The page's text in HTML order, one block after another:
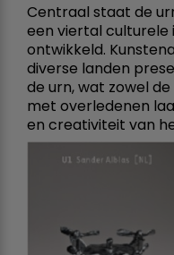
Centraal staat de
een viertal culturele
ontwikkeld.
diverse landen
de urn, wat zowel
met overledenen
en creativiteit van